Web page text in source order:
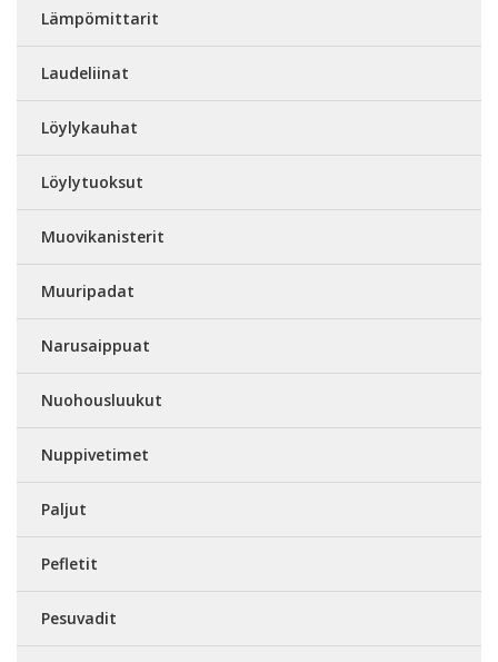
Lämpömittarit
Laudeliinat
Löylykauhat
Löylytuoksut
Muovikanisterit
Muuripadat
Narusaippuat
Nuohousluukut
Nuppivetimet
Paljut
Pefletit
Pesuvadit